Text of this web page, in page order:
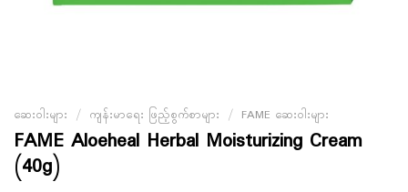
ဆေးဝါးများ / ကျန်းမာရေး ဖြည့်စွက်စာများ / FAME ဆေးဝါးများ
FAME Aloeheal Herbal Moisturizing Cream
(40g)